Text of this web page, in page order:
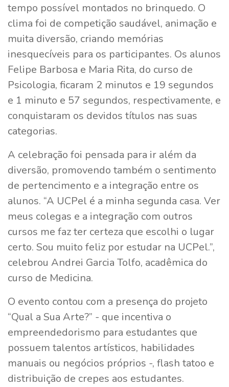
tempo possível montados no brinquedo. O
clima foi de competição saudável, animação e
muita diversão, criando memórias
inesquecíveis para os participantes. Os alunos
Felipe Barbosa e Maria Rita, do curso de
Psicologia, ficaram 2 minutos e 19 segundos
e 1 minuto e 57 segundos, respectivamente, e
conquistaram os devidos títulos nas suas
categorias.
A celebração foi pensada para ir além da
diversão, promovendo também o sentimento
de pertencimento e a integração entre os
alunos. “A UCPel é a minha segunda casa. Ver
meus colegas e a integração com outros
cursos me faz ter certeza que escolhi o lugar
certo. Sou muito feliz por estudar na UCPel.”,
celebrou Andrei Garcia Tolfo, acadêmica do
curso de Medicina.
O evento contou com a presença do projeto
“Qual a Sua Arte?” - que incentiva o
empreendedorismo para estudantes que
possuem talentos artísticos, habilidades
manuais ou negócios próprios -, flash tatoo e
distribuição de crepes aos estudantes.